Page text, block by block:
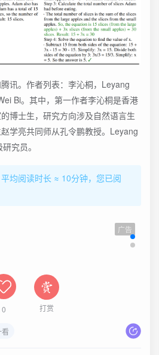
讯。作者列表：李沁桐，Leyang
Bi。其中，第一作者李沁桐是香港
博士生，研究方向涉及自然语言生
学亮共同师从孔令鹏教授。Leyang
究员。
均阅读时长 ≈ 10分钟，您已阅
广告
0 打赏